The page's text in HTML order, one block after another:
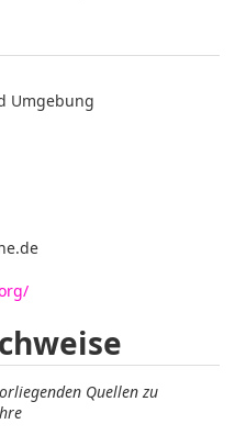
Umgebung
Quellen zu